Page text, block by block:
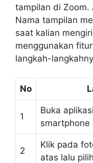
tampilan di Zoom.
Nama tampilan
saat kalian
menggunakan
langkah-
No
1
Buka
smartphone
2
Klik pada
atas lalu